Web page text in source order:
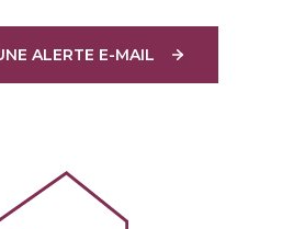
ALERTE E-MAIL